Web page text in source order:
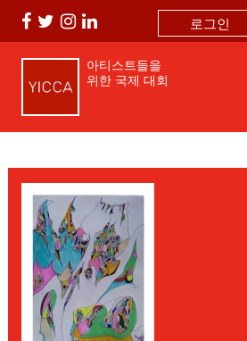
로그인
아티스트들을
위한 국제 대회